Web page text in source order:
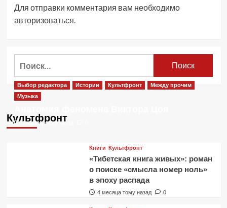
Для отправки комментария вам необходимо
авторизоваться.
Культфронт
Выбор редактора Истории Культфронт
Между прочим
Музыка
1 месяц тому назад
Книги Культфронт
«Тибетская книга живых»: роман
о поиске «смысла номер ноль»
в эпоху распада
4 месяца тому назад 0